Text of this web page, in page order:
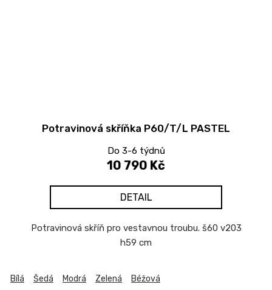
Potravinová skříňka P60/T/L PASTEL
Do 3-6 týdnů
10 790 Kč
DETAIL
Potravinová skříň pro vestavnou troubu. š60 v203
h59 cm
Bílá Šedá Modrá Zelená Béžová